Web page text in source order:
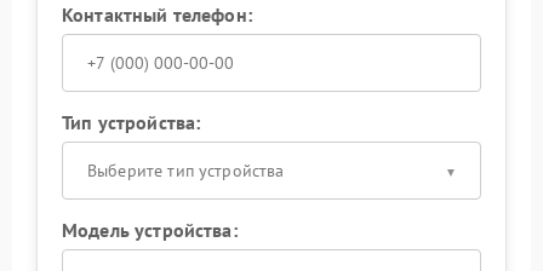
Контактный телефон:
Тип устройства:
Выберите тип устройства
Модель устройства: